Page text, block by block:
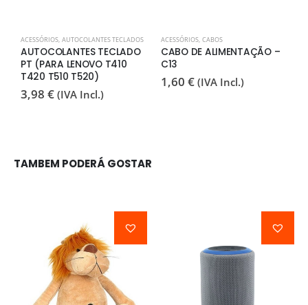
ACESSÓRIOS, AUTOCOLANTES TECLADOS
AUTOCOLANTES TECLADO
PT (PARA LENOVO T410
T420 T510 T520)
3,98 € (IVA Incl.)
ACESSÓRIOS, CABOS
CABO DE ALIMENTAÇÃO –
C13
1,60 € (IVA Incl.)
TAMBEM PODERÁ GOSTAR